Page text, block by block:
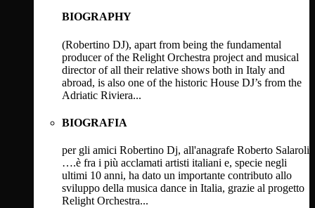
BIOGRAPHY
(Robertino DJ), apart from being the fundamental
producer of the Relight Orchestra project and musical
director of all their relative shows both in Italy and
abroad, is also one of the historic House DJ’s from the
Adriatic Riviera...
BIOGRAFIA
per gli amici Robertino Dj, all'anagrafe Roberto Salaroli
….è fra i più acclamati artisti italiani e, specie negli
ultimi 10 anni, ha dato un importante contributo allo
sviluppo della musica dance in Italia, grazie al progetto
Relight Orchestra...